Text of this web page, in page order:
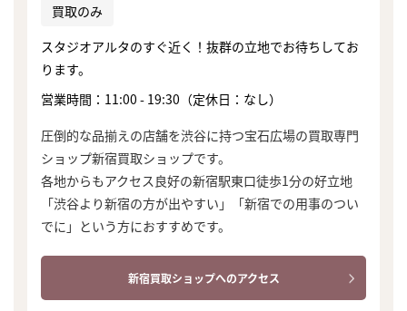
買取のみ
スタジオアルタのすぐ近く！抜群の立地でお待ちしてお
ります。
営業時間：11:00 - 19:30（定休日：なし）
圧倒的な品揃えの店舗を渋谷に持つ宝石広場の買取専門
ショップ新宿買取ショップです。
各地からもアクセス良好の新宿駅東口徒歩1分の好立地
「渋谷より新宿の方が出やすい」「新宿での用事のつい
でに」という方におすすめです。
新宿買取ショップへのアクセス
かんたん30秒でお試し査定